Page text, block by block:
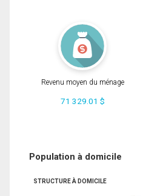
Revenu moyen du ménage
71 329.01 $
Population à domicile
STRUCTURE À DOMICILE